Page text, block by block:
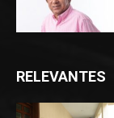
RELEVANTES